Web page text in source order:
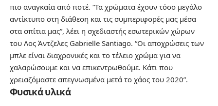
πιο αναγκαία από ποτέ. “Τα χρώματα έχουν τόσο μεγάλο
αντίκτυπο στη διάθεση και τις συμπεριφορές μας μέσα
στα σπίτια μας”, λέει η σχεδιαστής εσωτερικών χώρων
του Λος Άντζελες Gabrielle Santiago. “Οι αποχρώσεις των
μπλε είναι διαχρονικές και το τέλειο χρώμα για να
χαλαρώσουμε και να επικεντρωθούμε. Κάτι που
χρειαζόμαστε απεγνωσμένα μετά το χάος του 2020”.
Φυσικά υλικά